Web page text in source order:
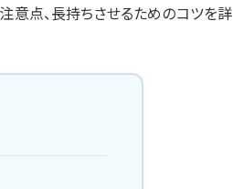
意点、長持ちさせるためのコツを詳